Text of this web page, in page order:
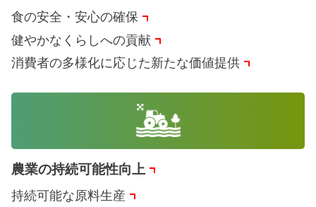
食の安全・安心の確保
健やかなくらしへの貢献
消費者の多様化に応じた新たな価値提供
農業の持続可能性向上
持続可能な原料生産